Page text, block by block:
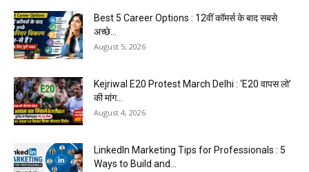
Best 5 Career Options : 12वीं कॉमर्स के बाद सबसे
अच्छे...
August 5, 2026
Kejriwal E20 Protest March Delhi : ‘E20 वापस लो’
की मांग...
August 4, 2026
LinkedIn Marketing Tips for Professionals : 5
Ways to Build and...